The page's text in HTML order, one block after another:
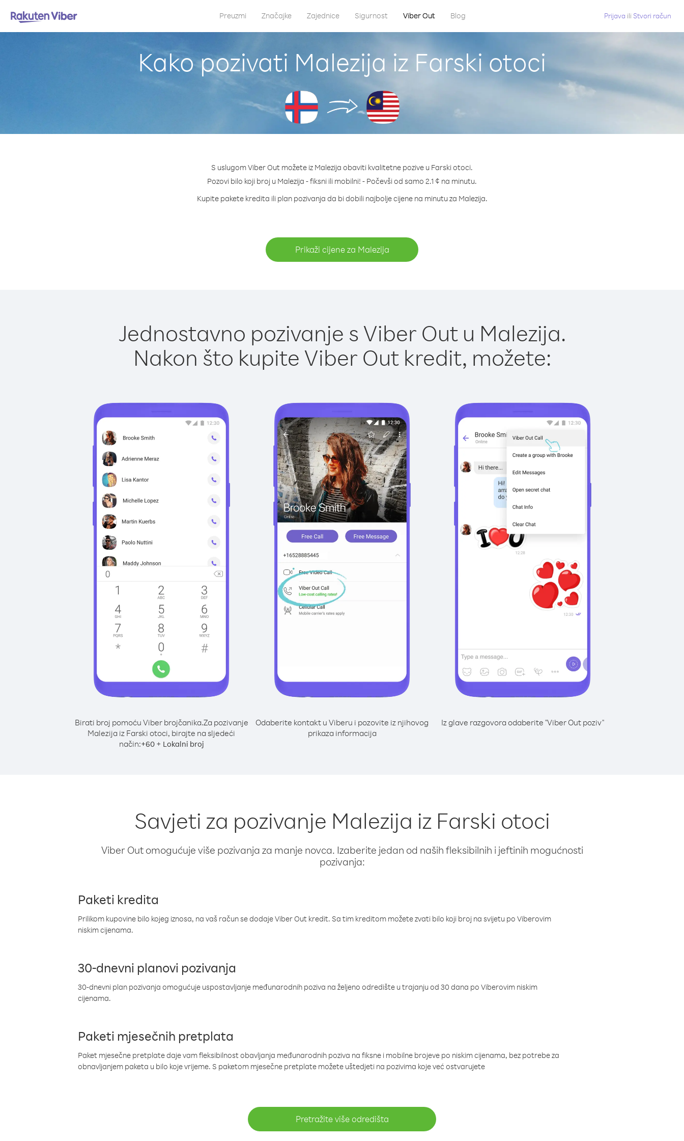
Preuzmi Značajke Zajednice Sigurnost Viber Out Blog Prijava ili Stvori račun
Kako pozivati Malezija iz Farski otoci
S uslugom Viber Out možete iz Malezija obaviti kvalitetne pozive u Farski otoci.
Pozovi bilo koji broj u Malezija - fiksni ili mobilni! - Počevši od samo 2.1 ¢ na minutu.
Kupite pakete kredita ili plan pozivanja da bi dobili najbolje cijene na minutu za Malezija.
Prikaži cijene za Malezija
Jednostavno pozivanje s Viber Out u Malezija.
Nakon što kupite Viber Out kredit, možete:
Birati broj pomoću Viber brojčanika.Za pozivanje
Malezija iz Farski otoci, birajte na sljedeći
način:+60+ Lokalni broj
Odaberite kontakt u Viberu i pozovite iz njihovog
prikaza informacija
Iz glave razgovora odaberite "Viber Out poziv"
Savjeti za pozivanje Malezija iz Farski otoci
Viber Out omogućuje više pozivanja za manje novca. Izaberite jedan od naših fleksibilnih i jeftinih mogućnosti
pozivanja:
Paketi kredita
Prilikom kupovine bilo kojeg iznosa, na vaš račun se dodaje Viber Out kredit. Sa tim kreditom možete zvati bilo koji broj na svijetu po Viberovim
niskim cijenama.
30-dnevni planovi pozivanja
30-dnevni plan pozivanja omogućuje uspostavljanje međunarodnih poziva na željeno odredište u trajanju od 30 dana po Viberovim niskim
cijenama.
Paketi mjesečnih pretplata
Paket mjesečne pretplate daje vam fleksibilnost obavljanja međunarodnih poziva na fiksne i mobilne brojeve po niskim cijenama, bez potrebe za
obnavljanjem paketa u bilo koje vrijeme. S paketom mjesečne pretplate možete uštedjeti na pozivima koje već ostvarujete
Pretražite više odredišta